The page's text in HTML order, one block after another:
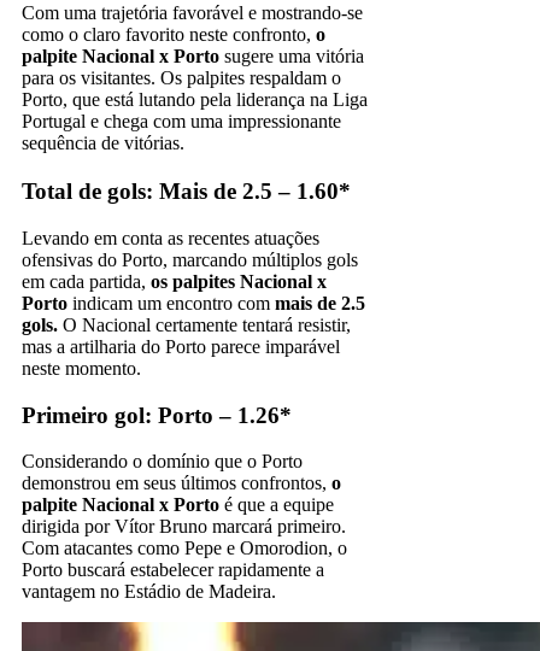
Com uma trajetória favorável e mostrando-se
como o claro favorito neste confronto, o
palpite Nacional x Porto sugere uma vitória
para os visitantes. Os palpites respaldam o
Porto, que está lutando pela liderança na Liga
Portugal e chega com uma impressionante
sequência de vitórias.
Total de gols: Mais de 2.5 – 1.60*
Levando em conta as recentes atuações
ofensivas do Porto, marcando múltiplos gols
em cada partida, os palpites Nacional x
Porto indicam um encontro com mais de 2.5
gols. O Nacional certamente tentará resistir,
mas a artilharia do Porto parece imparável
neste momento.
Primeiro gol: Porto – 1.26*
Considerando o domínio que o Porto
demonstrou em seus últimos confrontos, o
palpite Nacional x Porto é que a equipe
dirigida por Vítor Bruno marcará primeiro.
Com atacantes como Pepe e Omorodion, o
Porto buscará estabelecer rapidamente a
vantagem no Estádio de Madeira.